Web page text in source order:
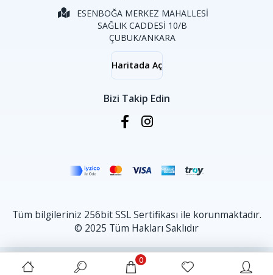
ESENBOĞA MERKEZ MAHALLESİ
SAĞLIK CADDESİ 10/B
ÇUBUK/ANKARA
Haritada Aç
Bizi Takip Edin
Tüm bilgileriniz 256bit SSL Sertifikası ile korunmaktadır.
© 2025 Tüm Hakları Saklıdır
0